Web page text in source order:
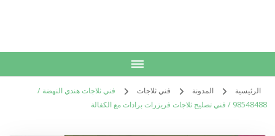
الرئيسية المدونة فني ثلاجات
فني ثلاجات هندي النهضة /
98548488 / فني تصليح ثلاجات فريزرات برادات مع الكفالة